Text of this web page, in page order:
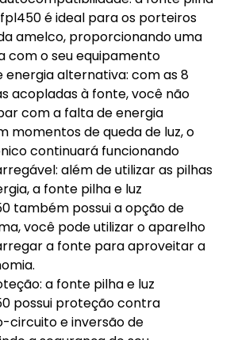
é ideal para os porteiros
amelco, proporcionando uma
com o seu equipamento
alternativa: com as 8
acopladas à fonte, você não
com a falta de energia
momentos de queda de luz, o
continuará funcionando
além de utilizar as pilhas
a fonte pilha e luz
também possui a opção de
você pode utilizar o aparelho
a fonte para aproveitar a
a fonte pilha e luz
possui proteção contra
circuito e inversão de